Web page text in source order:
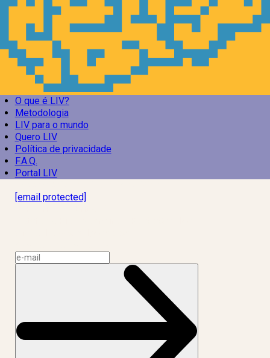
O que é LIV?
Metodologia
LIV para o mundo
Quero LIV
Política de privacidade
F.A.Q.
Portal LIV
[email protected]